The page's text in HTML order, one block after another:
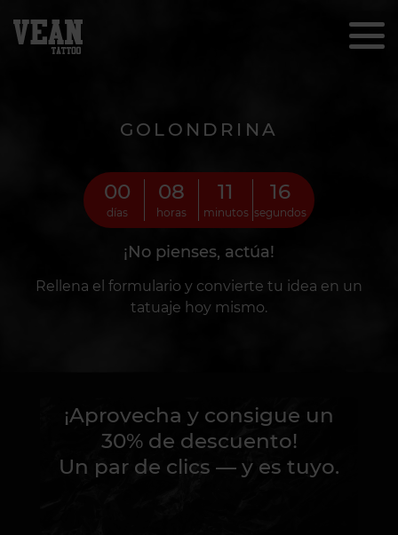
GOLONDRINA
00
días
08
horas
11
minutos
14
segundos
¡No pienses, actúa!
Rellena el formulario y convierte tu idea en un
tatuaje hoy mismo.
¡Aprovecha y consigue un
30% de descuento!
Un par de clics — y es tuyo.